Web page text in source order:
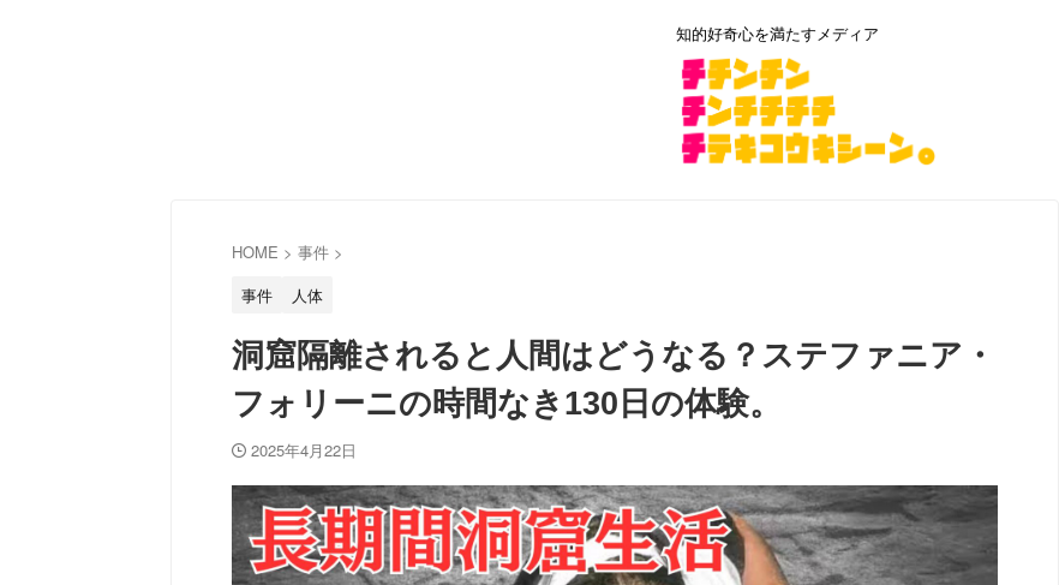
知的好奇心を満たすメディア
HOME > 事件 >
事件
人体
洞窟隔離されると人間はどうなる？ステファニア・
フォリーニの時間なき130日の体験。
2025年4月22日